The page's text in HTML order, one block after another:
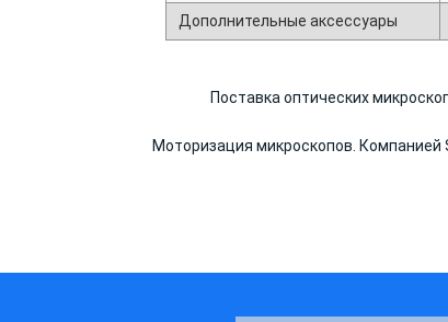
Дополнительные аксессуары
Поставка оптических
Моторизация микроскопов.